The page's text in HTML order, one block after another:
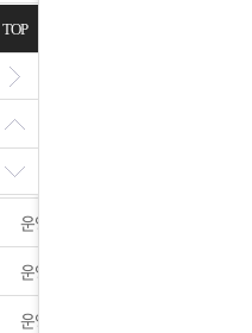
검공지
운영자
운영자
운영자
운영자
운영자
운영자
TOP